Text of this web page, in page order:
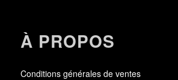
À PROPOS
Conditions générales de ventes